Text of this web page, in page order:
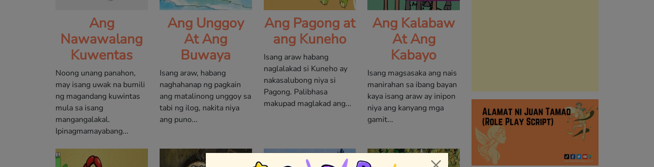
Ang
Nawawalang
Kuwentas
Noong unang panahon,
may isang uwak na bumili
ng magandang kuwintas
mula sa isang
mangangalakal.
Ipinagmamayabang...
Ang Unggoy
At Ang
Buwaya
Isang araw, habang
naghahanap ng pagkain
ang matalinong unggoy sa
tabi ng ilog, nakita niya
ang puno...
Ang Pagong at
ang Kuneho
Isang araw habang
naglalakad si Kuneho ay
nakasalubong niya si
Pagong. Palibhasa
makupad maglakad ang...
Ang Kalabaw
At Ang
Kabayo
Isang magsasaka ang nais
manirahan sa ibang bayan
kaya isang araw ay inipon
niya ang kanyang mga
gamit...